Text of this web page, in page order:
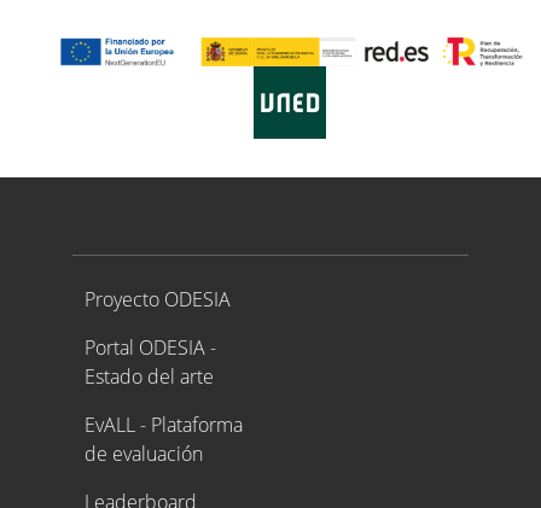
Proyecto ODESIA
Proyecto ODESIA
Portal ODESIA -
Estado del arte
EvALL - Plataforma
de evaluación
Leaderboard